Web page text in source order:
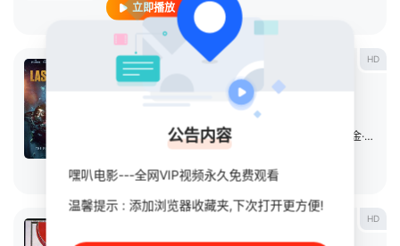
立即播放
HD
逃鲨
2024
英国
朱利安·山德斯 / 阿历克斯·阿诺 金·斯皮尔曼
立即播放
HD
公告内容
嘿叭电影---全网VIP视频永久免费观看
温馨提示 : 添加浏览器收藏夹,下次打开更方便!